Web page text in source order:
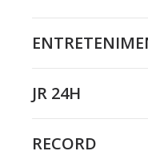
JR 24H
RECORD